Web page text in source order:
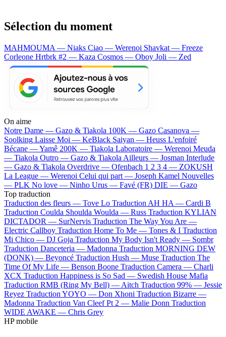
Sélection du moment
MAHMOUMA — Niaks Ciao — Werenoi Shavkat — Freeze
Corleone Hrtbrk #2 — Kaza Cosmos — Oboy Joli — Zed
On aime
Notre Dame — Gazo & Tiakola 100K — Gazo Casanova —
Soolking Laisse Moi — KeBlack Saiyan — Heuss L'enfoiré
Bécane —Yamê 200K — Tiakola Laboratoire — Werenoi Meuda
— Tiakola Outro — Gazo & Tiakola Ailleurs — Josman Interlude
— Gazo & Tiakola Overdrive — Ofenbach 1 2 3 4 — ZOKUSH
La League — Werenoi Celui qui part — Joseph Kamel Nouvelles
— PLK No love — Ninho Urus — Favé (FR) DIE — Gazo
Top traduction
Traduction des fleurs — Tove Lo Traduction AH HA — Cardi B
Traduction Coulda Shoulda Woulda — Russ Traduction KYLIAN
DICTADOR — SurNervis Traduction The Way You Are —
Electric Callboy Traduction Home To Me — Tones & I Traduction
Mi Chico — DJ Goja Traduction My Body Isn't Ready — Sombr
Traduction Danceteria — Madonna Traduction MORNING DEW
(DONK) — Beyoncé Traduction Hush — Muse Traduction The
Time Of My Life — Benson Boone Traduction Camera — Charli
XCX Traduction Happiness is So Sad — Swedish House Mafia
Traduction RMB (Ring My Bell) — Aitch Traduction 99% — Jessie
Reyez Traduction YOYO — Don Xhoni Traduction Bizarre —
Madonna Traduction Van Cleef Pt 2 — Malie Donn Traduction
WIDE AWAKE — Chris Grey
HP mobile